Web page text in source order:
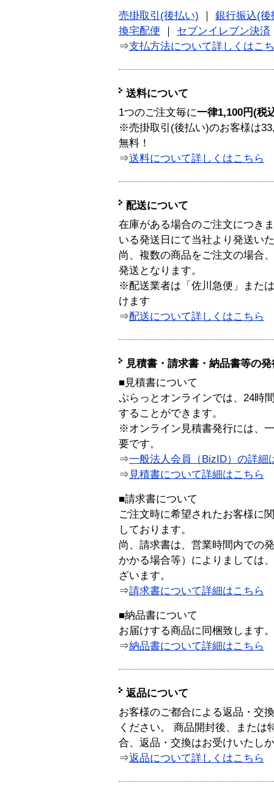
売掛取引(後払い)
銀行振込(後
換宅配便
セブンイレブン決済
⇒支払方法について詳しくはこ
送料について
1つのご注文毎に一律1,100円(税
※売掛取引(後払い)のお客様は
無料！
⇒送料について詳しくはこちら
配送について
在庫がある場合のご注文につき
いる発送日にて当社より発送い
尚、複数の商品をご注文の場合
発送となります。
※配送業者は「佐川急便」また
けます
⇒配送について詳しくはこちら
見積書・請求書・納品書等の
■見積書について
ぷらっとオンラインでは、24時
することができます。
※オンライン見積書発行には、
要です。
⇒一般法人会員（BizID）の詳細
⇒ 見積書について詳細はこちら
■請求書について
ご注文時に希望されたお客様に
しております。
尚、請求書は、営業時間内での
かかる場合等）によりましては
ざいます。
⇒請求書について詳細はこちら
■納品書について
お届けする商品に同梱致します。
⇒納品書について詳細はこちら
返品について
お客様のご都合による返品・交
ください。 商品開封後、または
合、返品・交換はお受けいたし
⇒返品について詳しくはこちら